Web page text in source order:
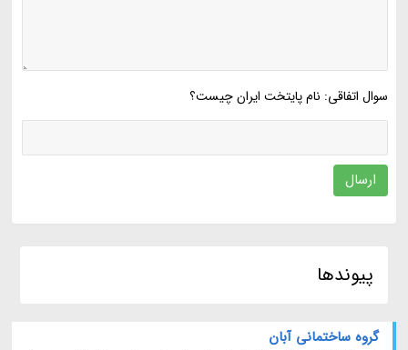
سوال اتفاقی: نام پایتخت ایران چیست؟
ارسال
پیوندها
گروه ساختمانی آبان